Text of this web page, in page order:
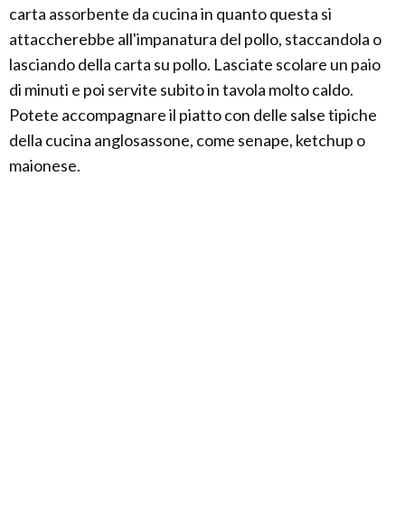
carta assorbente da cucina in quanto questa si
attaccherebbe all'impanatura del pollo, staccandola o
lasciando della carta su pollo. Lasciate scolare un paio
di minuti e poi servite subito in tavola molto caldo.
Potete accompagnare il piatto con delle salse tipiche
della cucina anglosassone, come senape, ketchup o
maionese.